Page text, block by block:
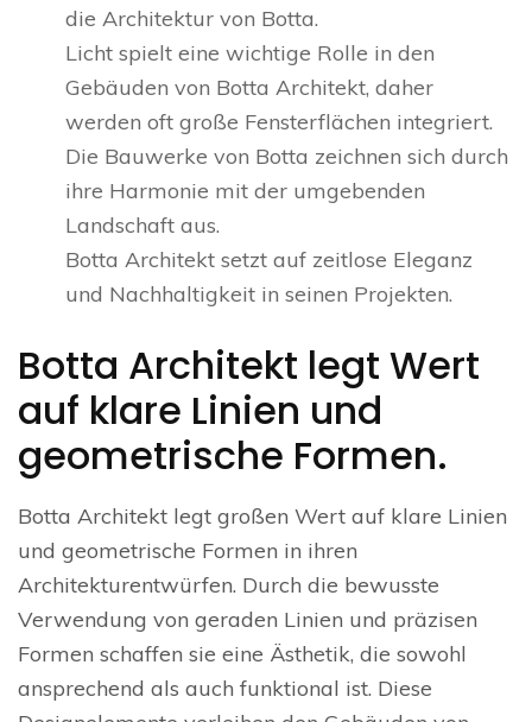
die Architektur von Botta.
Licht spielt eine wichtige Rolle in den
Gebäuden von Botta Architekt, daher
werden oft große Fensterflächen integriert.
Die Bauwerke von Botta zeichnen sich durch
ihre Harmonie mit der umgebenden
Landschaft aus.
Botta Architekt setzt auf zeitlose Eleganz
und Nachhaltigkeit in seinen Projekten.
Botta Architekt legt Wert
auf klare Linien und
geometrische Formen.
Botta Architekt legt großen Wert auf klare Linien
und geometrische Formen in ihren
Architekturentwürfen. Durch die bewusste
Verwendung von geraden Linien und präzisen
Formen schaffen sie eine Ästhetik, die sowohl
ansprechend als auch funktional ist. Diese